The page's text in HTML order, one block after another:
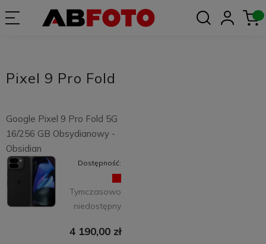
Pixel 9 Pro Fold
Google Pixel 9 Pro Fold 5G
16/256 GB Obsydianowy -
Obsidian
Dostępność:
Tymczasowo
niedostępny
4 190,00 zł